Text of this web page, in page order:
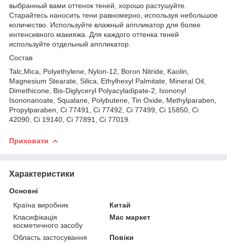
выбранный вами оттенок теней, хорошо растушуйте.
Старайтесь наносить тени равномерно, используя небольшое
количество. Используйте влажный аппликатор для более
интенсивного макияжа. Для каждого оттенка теней
используйте отдельный аппликатор.
Состав
Talc,Mica, Polyethylene, Nylon-12, Boron Nitride, Kaolin,
Magnesium Stearate, Silica, Ethylhexyl Palmitate, Mineral Oil,
Dimethicone, Bis-Diglyceryl Polyacyladipate-2, Isononyl
Isononanoate, Squalane, Polybutene, Tin Oxide, Methylparaben,
Propylparaben, Ci 77491, Ci 77492, Ci 77499, Ci 15850, Ci
42090, Ci 19140, Ci 77891, Ci 77019.
Приховати
Характеристики
Основні
Країна виробник
Китай
Класифікація
косметичного засобу
Мас маркет
Область застосування Повіки